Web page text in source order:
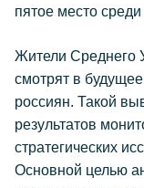
пятое место
Жители Среднего
смотрят в
россиян. Такой
результатов
стратегических
Основной целью